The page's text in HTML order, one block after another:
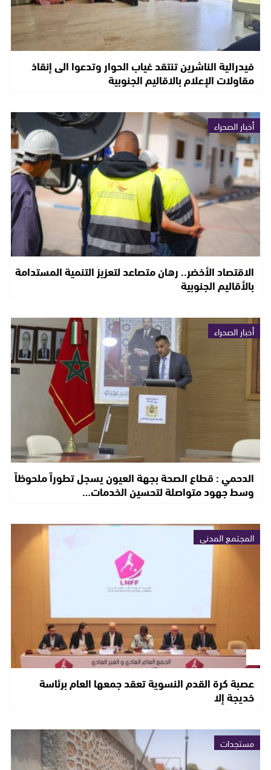
فيدرالية الناشرين تنتقد غياب الحوار وتدعوا الى إنقاذ
مقاولات الإعلام بالاقاليم الجنوبية
أخبار الصحراء
الاقتصاد الأخضر.. رهان متصاعد لتعزيز التنمية المستدامة
بالأقاليم الجنوبية
أخبار الصحراء
الدحمي : قطاع الصحة بجهة العيون يسجل تطوراً ملحوظاً
وسط جهود متواصلة لتحسين الخدمات…
المجتمع المدني
عصبة كرة القدم النسوية تعقد جمعها العام برئاسة
خديجة إلا
مستجدات